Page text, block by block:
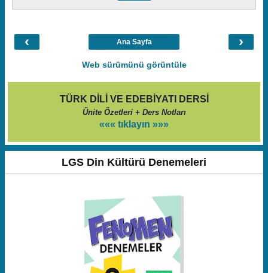
‹ ›
Ana Sayfa
Web sürümünü görüntüle
TÜRK DİLİ VE EDEBİYATI DERSİ
Ünite Özetleri + Ders Notları
««« tıklayın »»»
LGS Din Kültürü Denemeleri